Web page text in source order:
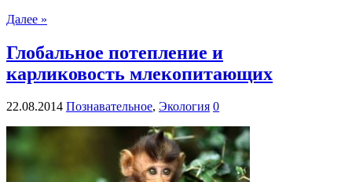
Далее »
Глобальное потепление и
карликовость млекопитающих
22.08.2014 Познавательное, Экология 0